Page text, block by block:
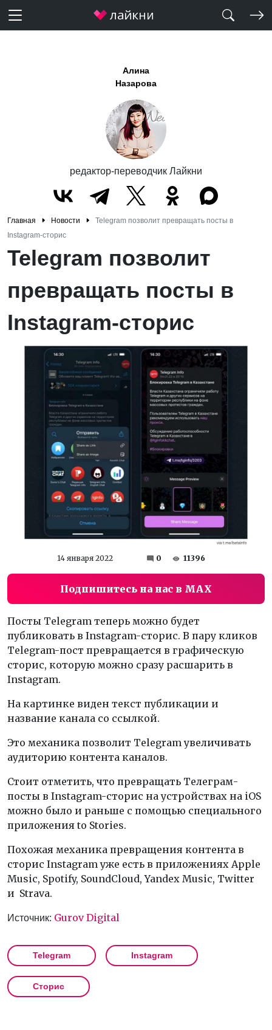
Алина
Назарова
редактор-переводчик Лайкни
Главная Новости
Telegram позволит превращать посты в
Instagram-сторис
Telegram позволит
превращать посты в
Instagram-сторис
14 января 2022 0 11396
Подпишитесь на нас в MAX
Посты Telegram теперь можно будет
публиковать в Instagram-сторис. В пару кликов
Telegram-пост превращается в графическую
сторис, которую можно сразу расшарить в
Instagram.
На картинке виден текст публикации и
название канала со ссылкой.
Это механика позволит Telegram увеличивать
аудиторию контента каналов.
Стоит отметить, что превращать Телеграм-
посты в Instagram-сториc на устройствах на iOS
можно было и раньше с помощью специального
приложения to Stories.
Похожая механика превращения контента в
сторис Instagram уже есть в приложениях Apple
Music, Spotify, SoundCloud, Yandex Music, Twitter
и Strava.
Источник: Gurov Digital
Telegram Instagram
Сторис